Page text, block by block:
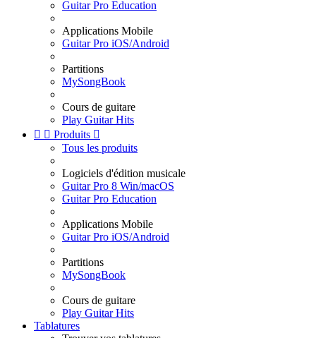
Guitar Pro Education
Applications Mobile
Guitar Pro iOS/Android
Partitions
MySongBook
Cours de guitare
Play Guitar Hits
  Produits 
Tous les produits
Logiciels d'édition musicale
Guitar Pro 8 Win/macOS
Guitar Pro Education
Applications Mobile
Guitar Pro iOS/Android
Partitions
MySongBook
Cours de guitare
Play Guitar Hits
Tablatures